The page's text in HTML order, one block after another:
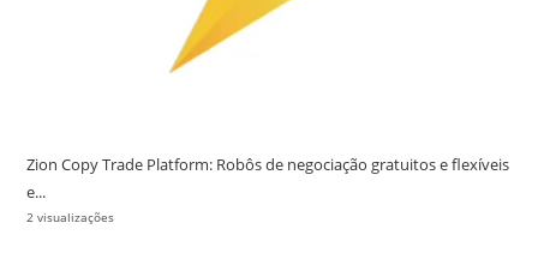
Zion Copy Trade Platform: Robôs de negociação gratuitos e flexíveis
e...
2 visualizações